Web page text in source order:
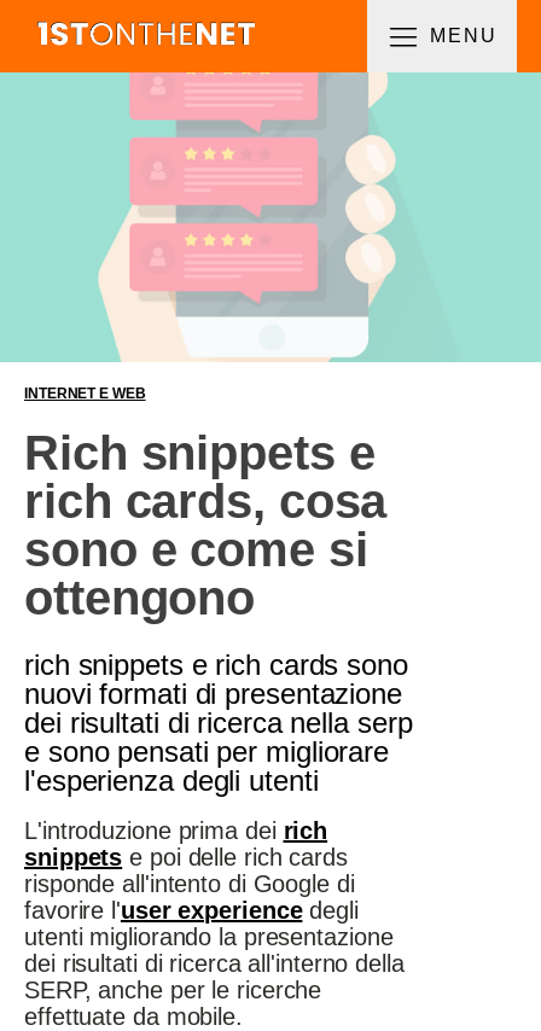
MENU
INTERNET E WEB
Rich snippets e
rich cards, cosa
sono e come si
ottengono
rich snippets e rich cards sono
nuovi formati di presentazione
dei risultati di ricerca nella serp
e sono pensati per migliorare
l'esperienza degli utenti
L'introduzione prima dei rich
snippets e poi delle rich cards
risponde all'intento di Google di
favorire l'user experiencedegli
utenti migliorando la presentazione
dei risultati di ricerca all'interno della
SERP, anche per le ricerche
effettuate da mobile.